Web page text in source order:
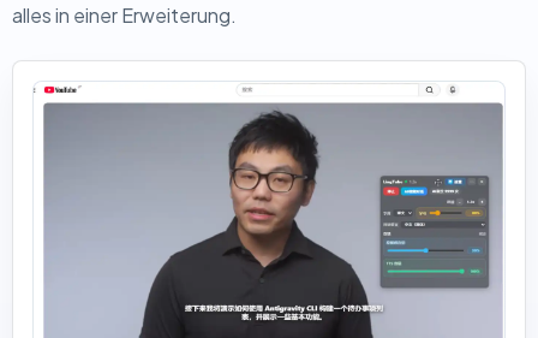
alles in einer Erweiterung.